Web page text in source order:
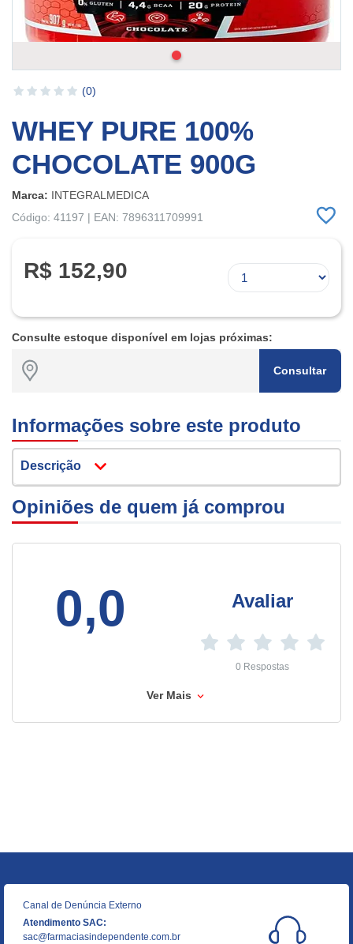
(0)
WHEY PURE 100%
CHOCOLATE 900G
Marca: INTEGRALMEDICA
Código: 41197 | EAN: 7896311709991
R$ 152,90
Consulte estoque disponível em lojas próximas:
Consultar
Informações sobre este produto
Descrição
Opiniões de quem já comprou
0,0 Avaliar
0 Respostas
Ver Mais
Canal de Denúncia Externo
Atendimento SAC:
sac@farmaciasindependente.com.br